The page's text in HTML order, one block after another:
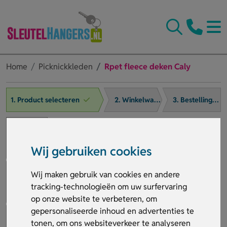
Wij gebruiken cookies
Wij maken gebruik van cookies en andere
tracking-technologieën om uw surfervaring
op onze website te verbeteren, om
gepersonaliseerde inhoud en advertenties te
tonen, om ons websiteverkeer te analyseren
Home Picknickkleden Rpet fleece deken Caly
1. Product selecteren 2. Winkelwagen 3. Bestelling afronden